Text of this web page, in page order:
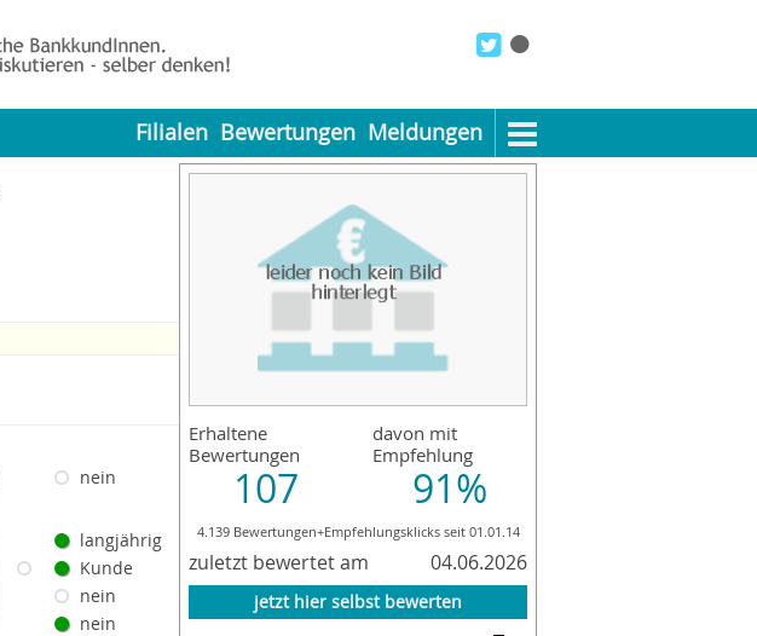
Filialen Bewertungen Meldungen
Erhaltene
Bewertungen
107
davon mit
Empfehlung
91%
4.139 Bewertungen+Empfehlungsklicks seit 01.01.14
zuletzt bewertet am 04.06.2026
jetzt hier selbst bewerten
nein
langjährig
Kunde
nein
nein